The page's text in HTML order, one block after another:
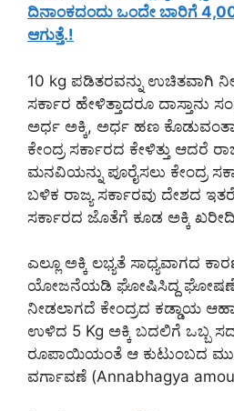
ದಿನಾಂಕದಂದು ಒಂದೇ ಬಾರಿಗೆ
ಆಗುತ್ತೆ.!
10 kg ಪಡಿತರವನ್ನು ಉಚಿತವಾಗಿ
ಸರ್ಕಾರ ಹೇಳಿತ್ತಾದರೂ ದಾಸ್ತಾನು
ಅರ್ಧ ಅಕ್ಕಿ, ಅರ್ಧ ಹಣ
ಕೇಂದ್ರ ಸರ್ಕಾರದ ಕೇಳಿತ್ತು ಆದರೆ
ಮನವಿಯನ್ನು ಪೂರೈಸಲು ಕೇಂದ್ರ
ಬಳಿಕ ರಾಜ್ಯ ಸರ್ಕಾರವು ದೇಶದ ಇತರೆ
ಸರ್ಕಾರದ ಜೊತೆಗೆ ಕೂಡ ಅಕ್ಕಿ
ಎಲ್ಲೂ ಅಕ್ಕಿ ಲಭ್ಯತೆ ಸಾಧ್ಯವಾಗದ
ಯೋಜನೆಯಡಿ ಘೋಷಿಸಿದ್ದ
ನೀಡಲಾಗದೆ ಕೇಂದ್ರದ ಕಡ್ಡಾಯ
ಉಳಿದ 5 Kg ಅಕ್ಕಿ ಬದಲಿಗೆ ಒಬ್ಬ
ರೂಪಾಯಿಯಂತೆ ಆ ಕುಟುಂಬದ
ವರ್ಗಾವಣೆ (Annabhagya